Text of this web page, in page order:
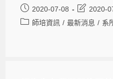
2020-07-08
2020-
師培資訊 / 最新消息 / 系